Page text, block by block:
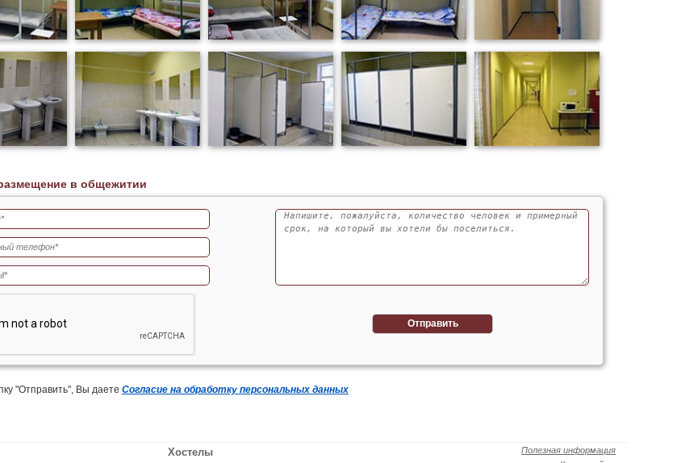
в общежитии
Отправить
"Отправить", Вы даете Согласие на обработку персональных данных
Хостелы
Полезная информация